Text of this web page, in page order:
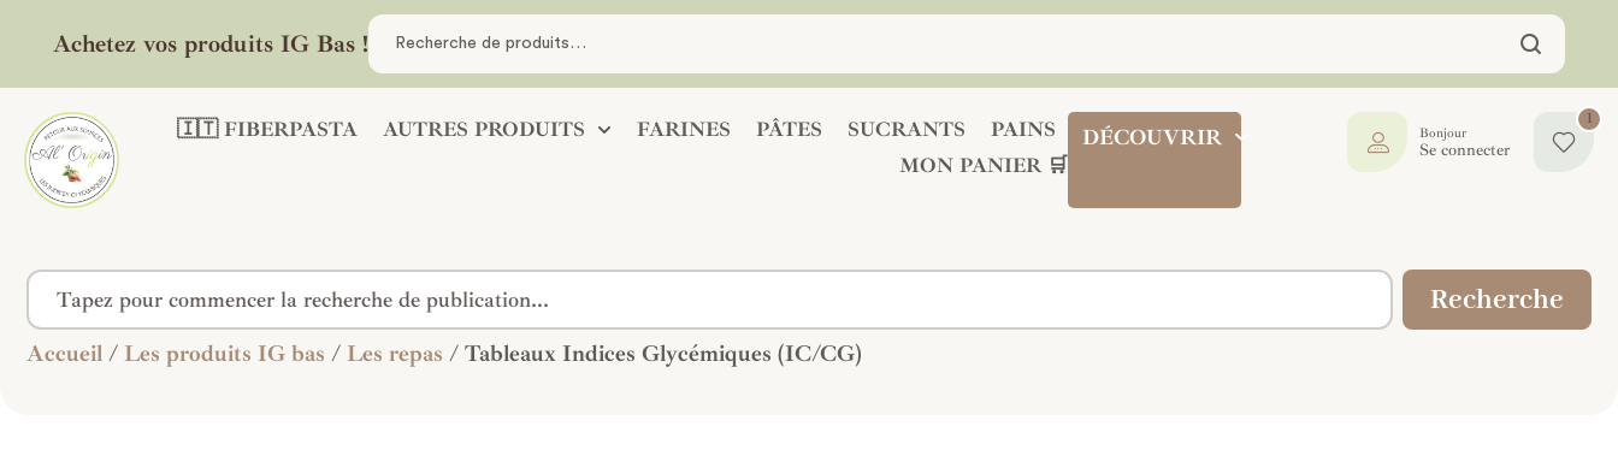
Achetez vos produits IG Bas !
🇮🇹 FIBERPASTA AUTRES PRODUITS FARINES PÂTES SUCRANTS
PAINS
MON PANIER 🛒
DÉCOUVRIR
1
Bonjour
Se connecter
Recherche
Accueil / Les produits IG bas / Les repas / Tableaux Indices Glycémiques (IC/CG)